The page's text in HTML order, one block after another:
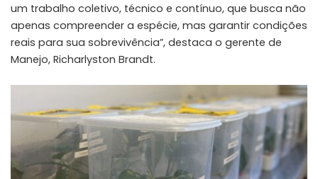
um trabalho coletivo, técnico e contínuo, que busca não
apenas compreender a espécie, mas garantir condições
reais para sua sobrevivência”, destaca o gerente de
Manejo, Richarlyston Brandt.